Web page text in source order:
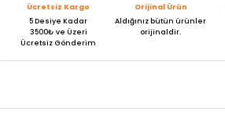
Ücretsiz Kargo
5 Desiye Kadar
3500₺ ve Üzeri
Ücretsiz Gönderim
Orijinal Ürün
Aldığınız bütün ürünler
orijinaldir.